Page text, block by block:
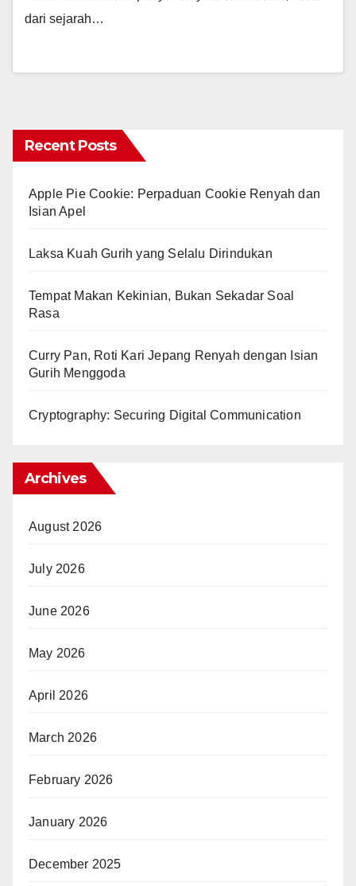
dari sejarah…
Recent Posts
Apple Pie Cookie: Perpaduan Cookie Renyah dan
Isian Apel
Laksa Kuah Gurih yang Selalu Dirindukan
Tempat Makan Kekinian, Bukan Sekadar Soal
Rasa
Curry Pan, Roti Kari Jepang Renyah dengan Isian
Gurih Menggoda
Cryptography: Securing Digital Communication
Archives
August 2026
July 2026
June 2026
May 2026
April 2026
March 2026
February 2026
January 2026
December 2025